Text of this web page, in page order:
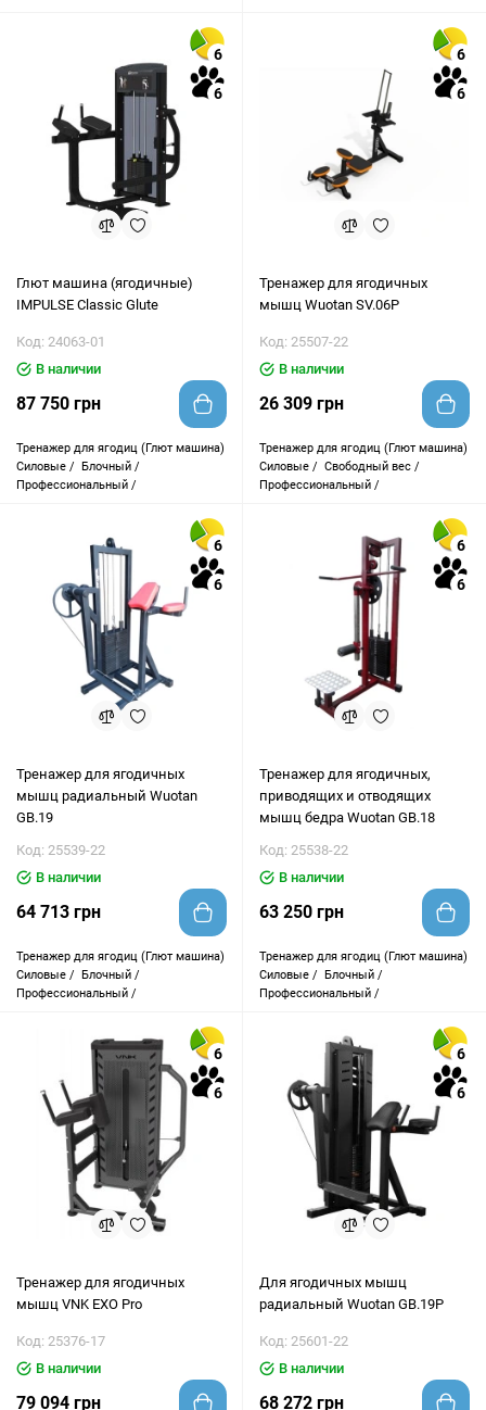
6
6
Глют машина (ягодичные)
IMPULSE Classic Glute
Код: 24063-01
В наличии
87 750 грн
Тренажер для ягодиц (Глют машина)
Силовые / Блочный /
Профессиональный /
6
6
Тренажер для ягодичных
мышц Wuotan SV.06P
Код: 25507-22
В наличии
26 309 грн
Тренажер для ягодиц (Глют машина)
Силовые / Свободный вес /
Профессиональный /
6
6
Тренажер для ягодичных
мышц радиальный Wuotan
GB.19
Код: 25539-22
В наличии
64 713 грн
Тренажер для ягодиц (Глют машина)
Силовые / Блочный /
Профессиональный /
6
6
Тренажер для ягодичных,
приводящих и отводящих
мышц бедра Wuotan GB.18
Код: 25538-22
В наличии
63 250 грн
Тренажер для ягодиц (Глют машина)
Силовые / Блочный /
Профессиональный /
6
6
Тренажер для ягодичных
мышц VNK EXO Pro
Код: 25376-17
В наличии
79 094 грн
6
6
Для ягодичных мышц
радиальный Wuotan GB.19P
Код: 25601-22
В наличии
68 272 грн